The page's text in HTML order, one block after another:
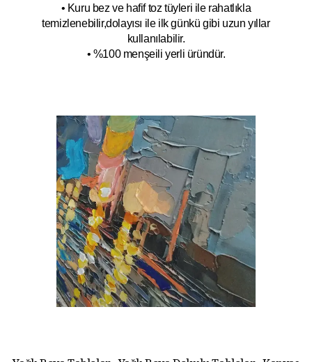
• Kuru bez ve hafif toz tüyleri ile rahatlıkla
temizlenebilir,dolayısı ile ilkgünkü gibi uzun yıllar
kullanılabilir.
• %100 menşeili yerli üründür.